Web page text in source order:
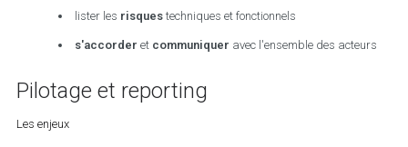
lister les risquestechniques et fonctionnels
s'accorder et communiquer avec l'ensemble des acteurs
Pilotage et reporting
Les enjeux